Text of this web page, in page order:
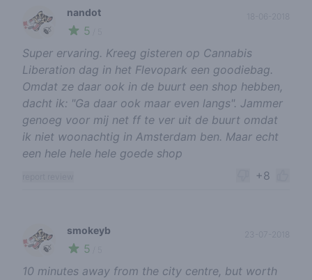
🍃
nandot
5
Super ervaring. Kreeg gisteren op Cannabis
Liberation dag in het Flevopark een goodiebag.
Omdat ze daar ook in de buurt een shop hebben,
dacht ik: "Ga daar ook maar even langs". Jammer
genoeg voor mij net ff te ver uit de buurt omdat
ik niet woonachtig in Amsterdam ben. Maar echt
een hele hele hele goede shop
+8
🍃
smokeyb
5
23-07-2018
10 minutes away from the city centre, but worth